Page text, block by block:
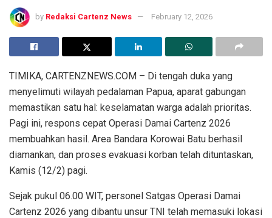
by Redaksi Cartenz News February 12, 2026
TIMIKA, CARTENZNEWS.COM – Di tengah duka yang
menyelimuti wilayah pedalaman Papua, aparat gabungan
memastikan satu hal: keselamatan warga adalah prioritas.
Pagi ini, respons cepat Operasi Damai Cartenz 2026
membuahkan hasil. Area Bandara Korowai Batu berhasil
diamankan, dan proses evakuasi korban telah dituntaskan,
Kamis (12/2) pagi.
Sejak pukul 06.00 WIT, personel Satgas Operasi Damai
Cartenz 2026 yang dibantu unsur TNI telah memasuki lokasi